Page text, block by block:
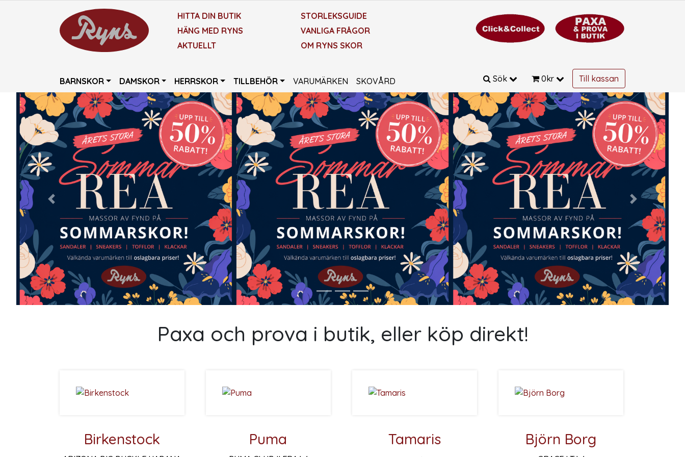
HITTA DIN BUTIK
HÄNG MED RYNS
AKTUELLT
STORLEKSGUIDE
VANLIGA FRÅGOR
OM RYNS SKOR
BARNSKOR DAMSKOR HERRSKOR TILLBEHÖR VARUMÄRKEN SKOVÅRD Sök 0kr Till kassan
Previous Next
Paxa och prova i butik, eller köp direkt!
Birkenstock Puma Tamaris Björn Borg